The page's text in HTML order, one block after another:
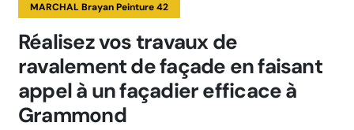
MARCHAL Brayan Peinture 42
Réalisez vos travaux de
ravalement de façade en faisant
appel à un façadier efficace à
Grammond